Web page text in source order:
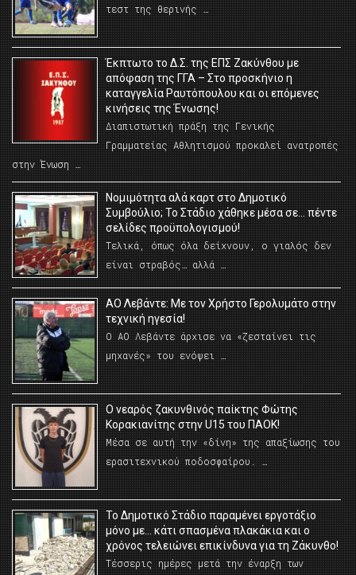
τεστ της θερινής …
Έκπτωτο το Δ.Σ. της ΕΠΣ Ζακύνθου με
απόφαση της ΓΓΑ – Στο προσκήνιο η
καταγγελία Ραυτόπουλου και οι επόμενες
κινήσεις της Ένωσης!
Διαπιστωτική πράξη της Γενικής
Γραμματείας Αθλητισμού προκαλεί ανατροπές
στην Ένωση …
Νομιμότητα αλά καρτ στο Δημοτικό
Συμβούλιο; Το Στάδιο χάθηκε μέσα σε… πέντε
σελίδες προϋπολογισμού!
Τελικά, όπως όλα δείχνουν, ο γιαλός δεν
είναι στραβός… αλλά …
ΑΟ Λεβάντε: Με τον Χρήστο Γερολυμάτο στην
τεχνική ηγεσία!
Ο ΑΟ Λεβάντε άρχισε να «ζεσταίνει τις
μηχανές» του ενόψει …
O νεαρός ζακυνθινός παίκτης Φώτης
Κορακιανίτης στην U15 του ΠΑΟΚ!
Μέσα σε αυτή την «δίνη» της απαξίωσης του
ερασιτεχνικού ποδοσφαίρου. …
Το Δημοτικό Στάδιο παραμένει εργοτάξιο
μόνο με… κάτι σπασμένα πλακάκια και ο
χρόνος τελειώνει επικίνδυνα για τη Ζάκυνθο!
Τέσσερις ημέρες μετά την έναρξη των